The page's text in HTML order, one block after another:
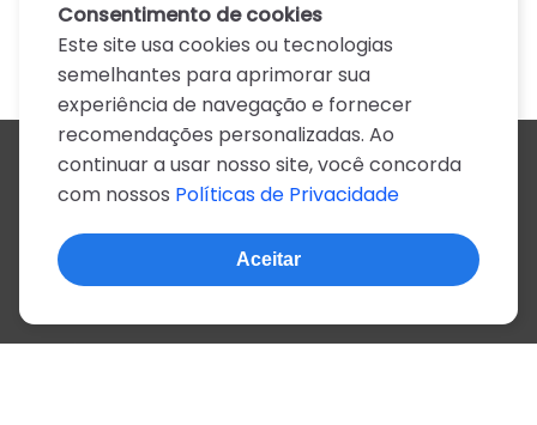
Todos os artistas
A
B C D E F G H I J
N
O P Q R S T U V W X
Z
0-9
© 2022, mais de 2 milhões de cifras e letras
Consentimento de cookies
Este site usa cookies ou tecnologias
semelhantes para aprimorar sua
experiência de navegação e fornecer
recomendações personalizadas. Ao
continuar a usar nosso site, você concorda
com nossos Políticas de Privacidade
Aceitar